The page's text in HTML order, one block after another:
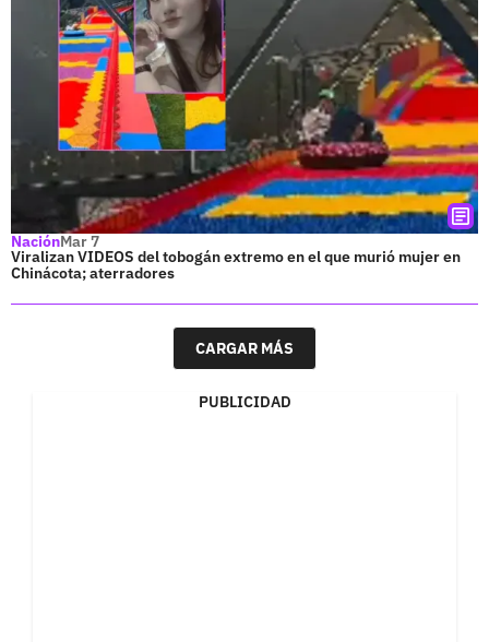
NaciónMar 7
Viralizan VIDEOS del tobogán extremo en el que murió mujer en
Chinácota; aterradores
CARGAR MÁS
PUBLICIDAD